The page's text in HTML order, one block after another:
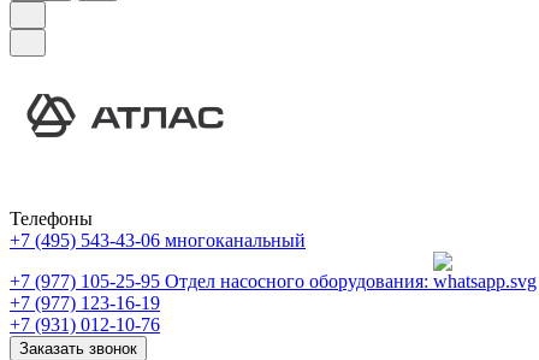
Телефоны
+7 (495) 543-43-06 многоканальный
+7 (977) 105-25-95 Отдел насосного оборудования:
+7 (977) 123-16-19
+7 (931) 012-10-76
Заказать звонок